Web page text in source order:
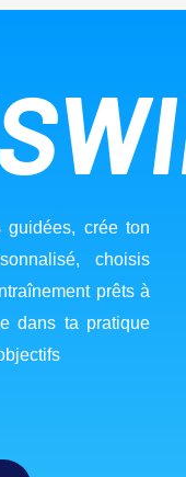
guidées, crée ton
choisis
prêts à
dans ta pratique